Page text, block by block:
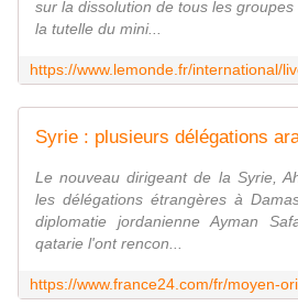
sur la dissolution de tous les
la tutelle du mini...
Le nouveau dirigeant de la Syrie,
les délégations étrangères à
diplomatie jordanienne Ayman
qatarie l'ont rencon...